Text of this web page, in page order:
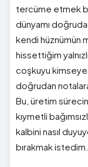
tercüme etmek
dünyamı
kendi hüznümün
hissettiğim
coşkuyu kimseye
doğrudan
Bu, üretim
kıymetli
kalbini nasıl
bırakmak istedim.